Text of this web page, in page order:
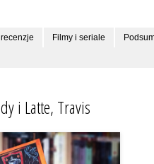
Filmy i seriale
i Latte, Travis